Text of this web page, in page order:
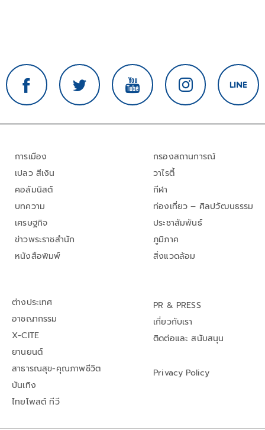
การเมือง
เปลว สีเงิน
คอลัมนิสต์
บทความ
เศรษฐกิจ
ข่าวพระราชสำนัก
หนังสือพิมพ์
กรองสถานการณ์
วาไรตี้
กีฬา
ท่องเที่ยว – ศิลปวัฒนธรรม
ประชาสัมพันธ์
ภูมิภาค
สิ่งแวดล้อม
ต่างประเทศ
อาชญากรรม
X-CITE
ยานยนต์
สาธารณสุข-คุณภาพชีวิต
บันเทิง
ไทยโพสต์ ทีวี
PR & PRESS
เกี่ยวกับเรา
ติดต่อและ สนับสนุน
Privacy Policy